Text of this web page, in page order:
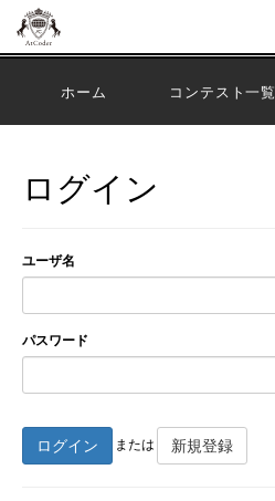
ホーム コンテスト一覧
ログイン
ユーザ名
パスワード
ログイン または 新規登録